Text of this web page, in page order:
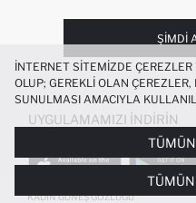
KADIN GÜNEŞ GÖZLÜĞÜ
ŞIMDI
UYGULAMAMIZI İNDIRIN
İNTERNET SITEMIZDE
OLUP; GEREKLI OLAN
SUNULMASI AMACIYLA
ÜÇÜNCÜ TARAF ÇEREZLER ISE
DENEYIMI SUNULABILMESI,
KIŞISELLEŞTIRMESI VE AÇIK
YÖNELIK PAZARLAMA
SINIRLI OLARAK
ÇEREZ TERCIHLERIPANELI